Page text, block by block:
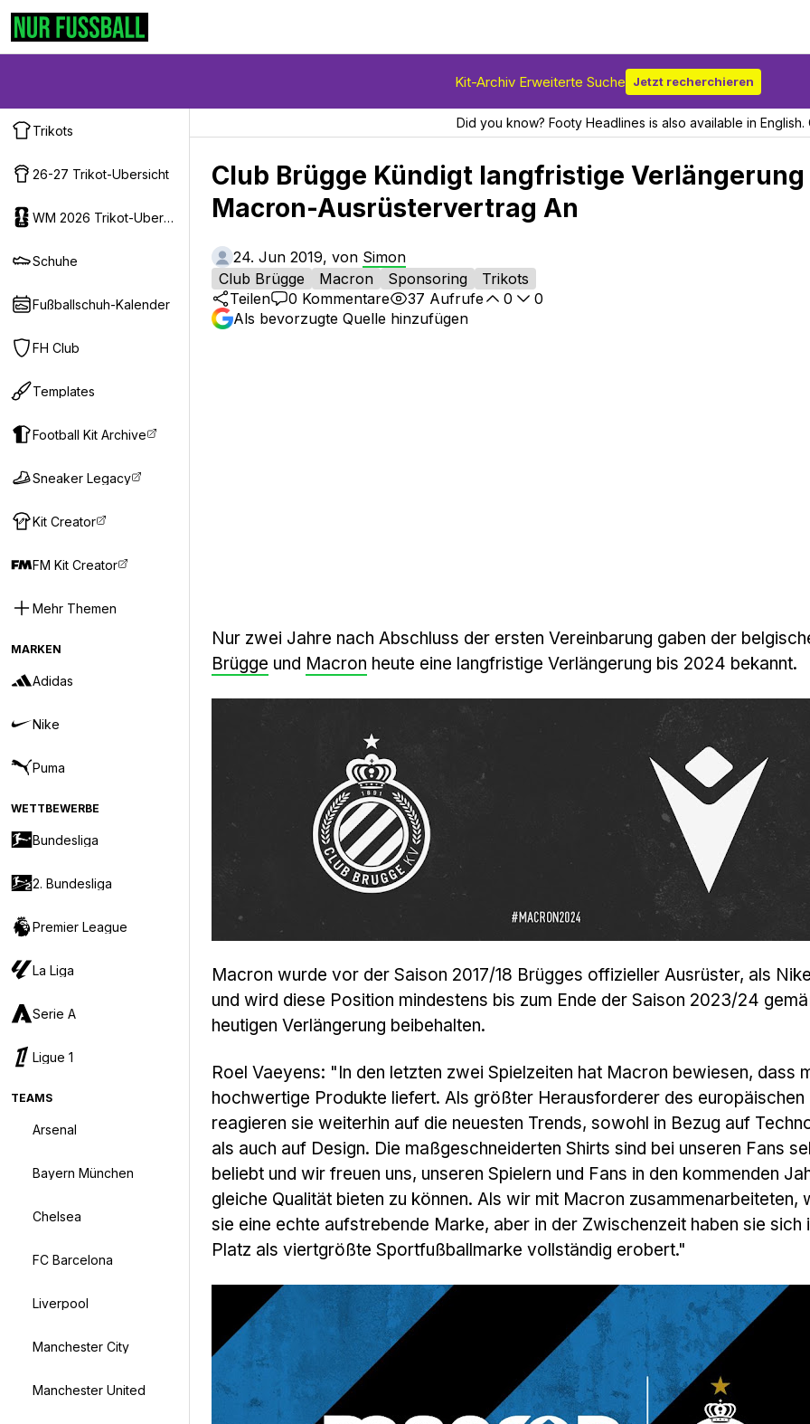
Kit-Archiv Erweiterte Suche Jetzt recherchieren
Trikots
26-27 Trikot-Ubersicht
WM 2026 Trikot-Ubersicht
Schuhe
Fußballschuh-Kalender
FH Club
Templates
Football Kit Archive
Sneaker Legacy
Kit Creator
FM Kit Creator
Mehr Themen
MARKEN
Adidas
Nike
Puma
WETTBEWERBE
Bundesliga
2. Bundesliga
Premier League
La Liga
Serie A
Ligue 1
TEAMS
Arsenal
Bayern München
Chelsea
FC Barcelona
Liverpool
Manchester City
Manchester United
Did you know? Footy Headlines is also available in
Club Brügge Kündigt langfristige Verlängerung
Macron-Ausrüstervertrag An
24. Jun 2019, von Simon
Club Brügge
Macron Sponsoring
Trikots
Teilen
0 Kommentare 37 Aufrufe 0
0
Als bevorzugte Quelle hinzufügen
Nur zwei Jahre nach Abschluss der ersten Vereinbarung gaben der
Brügge und Macron heute eine langfristige Verlängerung bis 2024 bekannt.
Macron wurde vor der Saison 2017/18 Brügges offizieller Ausrüster, als
und wird diese Position mindestens bis zum Ende der Saison 2023/24
heutigen Verlängerung beibehalten.
Roel Vaeyens: "In den letzten zwei Spielzeiten hat Macron bewiesen, dass
hochwertige Produkte liefert. Als größter Herausforderer des europäischen
reagieren sie weiterhin auf die neuesten Trends, sowohl in Bezug auf
als auch auf Design. Die maßgeschneiderten Shirts sind bei unseren Fans
beliebt und wir freuen uns, unseren Spielern und Fans in den kommenden
gleiche Qualität bieten zu können. Als wir mit Macron zusammenarbeiteten,
sie eine echte aufstrebende Marke, aber in der Zwischenzeit haben sie sich
Platz als viertgrößte Sportfußballmarke vollständig erobert."